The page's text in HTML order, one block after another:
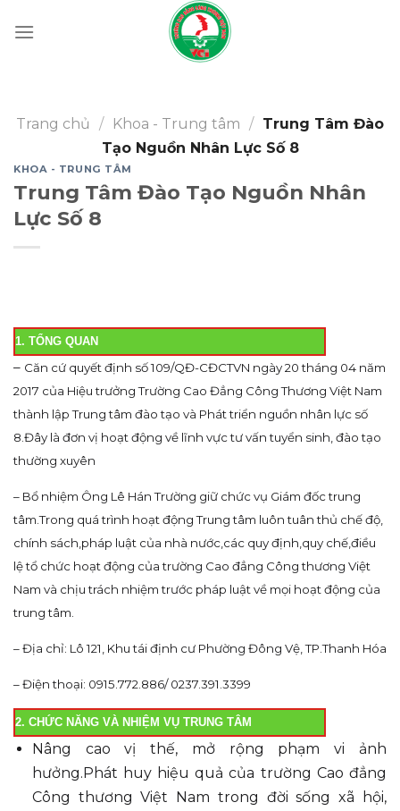
Trang chủ / Khoa - Trung tâm / Trung Tâm Đào
Tạo Nguồn Nhân Lực Số 8
KHOA - TRUNG TÂM
Trung Tâm Đào Tạo Nguồn Nhân
Lực Số 8
1. TỔNG QUAN
– Căn cứ quyết định số 109/QĐ-CĐCTVN ngày 20 tháng 04 năm
2017 của Hiệu trưởng Trường Cao Đẳng Công Thương Việt Nam
thành lập Trung tâm đào tạo và Phát triển nguồn nhân lực số
8.Đây là đơn vị hoạt động về lĩnh vực tư vấn tuyển sinh, đào tạo
thường xuyên
– Bổ nhiệm Ông Lê Hán Trường giữ chức vụ Giám đốc trung
tâm.Trong quá trình hoạt động Trung tâm luôn tuân thủ chế độ,
chính sách,pháp luật của nhà nước,các quy định,quy chế,điều
lệ tổ chức hoạt động của trường Cao đẳng Công thương Việt
Nam và chịu trách nhiệm trước pháp luật về mọi hoạt động của
trung tâm.
– Địa chỉ: Lô 121, Khu tái định cư Phường Đông Vệ, TP.Thanh Hóa
– Điện thoại: 0915.772.886/ 0237.391.3399
2. CHỨC NĂNG VÀ NHIỆM VỤ TRUNG TÂM
Nâng cao vị thế, mở rộng phạm vi ảnh
hưởng.Phát huy hiệu quả của trường Cao đẳng
Công thương Việt Nam trong đời sống xã hội,